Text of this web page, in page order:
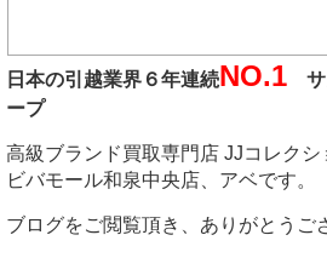
日本の引越業界６年連続NO.1 サ
ープ
高級ブランド買取専門店 JJコレクシ
ビバモール和泉中央店、アベです。
ブログをご閲覧頂き、ありがとうご